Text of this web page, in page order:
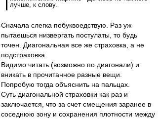
лучше, к слову.
Сначала слегка побуквоедствую. Раз уж
пытаешься низвергать постулаты, то будь
точен. Диагональная все же страховка, а не
подстраховка.
Видимо читать (возможно по диагонали) и
вникать в прочитанное разные вещи.
Попробую тогда объяснить на пальцах.
Суть диагональной страховки как раз и
заключается, что за счет смещения заранее в
соседнюю зону и сохранения плотности между